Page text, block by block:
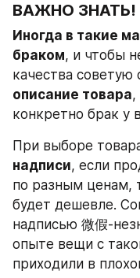
ВАЖНО ЗНАТЬ!
Иногда в такие
браком, и чтобы
качества советую
описание товара,
конкретно брак у
При выборе
надписи, если
по разным ценам,
будет дешевле.
надписью 微假-
опыте вещи с
приходили в